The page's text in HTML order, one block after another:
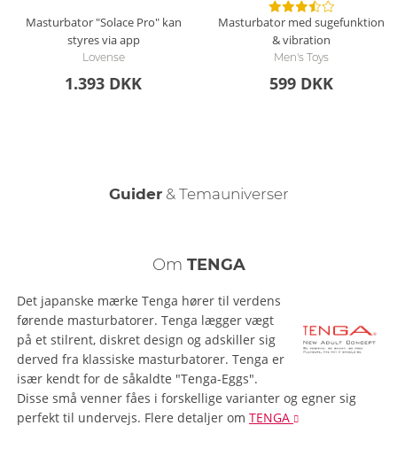
Masturbator "Solace Pro" kan
styres via app
Lovense
1.393 DKK
Masturbator med sugefunktion
& vibration
Men's Toys
599 DKK
Guider& Temauniverser
Køb Real Dolls – Din guide
Den mandlige orgasme
Hold det rent – rengøring af onani-legetøj
Om TENGA
Det japanske mærke Tenga hører til verdens
førende masturbatorer. Tenga lægger vægt
på et stilrent, diskret design og adskiller sig
derved fra klassiske masturbatorer. Tenga er
især kendt for de såkaldte "Tenga-Eggs".
Disse små venner fåes i forskellige varianter og egner sig
perfekt til undervejs. Flere detaljer om TENGA